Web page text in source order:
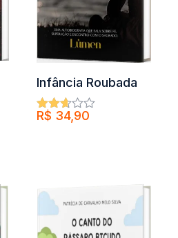
Infância Roubada
Avaliação
R$ 34,90